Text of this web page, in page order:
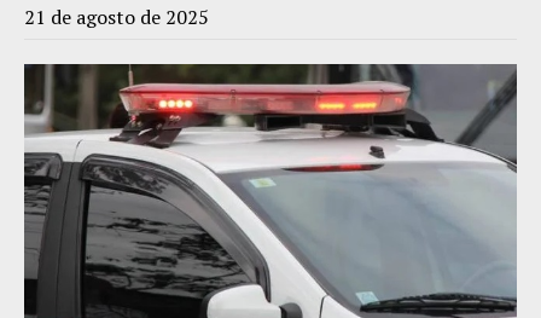
21 de agosto de 2025